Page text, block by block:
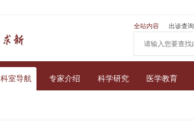
全站内容 出诊查询
科室导航 专家介绍 科学研究 医学教育